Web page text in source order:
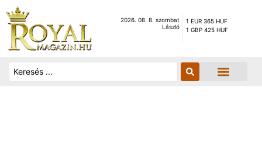
2026. 08. 8. szombat
László
1 EUR 365 HUF
1 GBP 425 HUF